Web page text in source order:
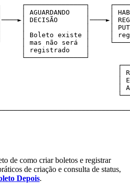
┌───────────────┐
│ AGUARDANDO    │     │
DECISÃO       │────►│
│     │               │     │
│ Boleto existe │     │
│ mas não será  │
│ registrado    │
└───────────────┘
│
│
│ Apto
de como criar boletos e registrar
de criação e consulta de status,
Depois.